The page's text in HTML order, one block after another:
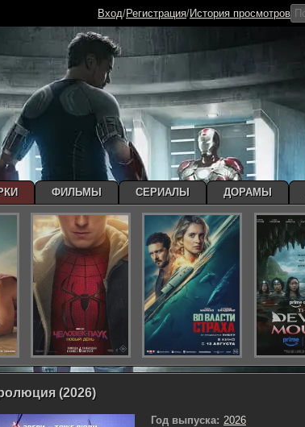
(2026)
Год выпуска: 2026
ФИЛЬМЫ СЕРИАЛЫ ДОРАМЫ
Вход/Регистрация/История просмотров